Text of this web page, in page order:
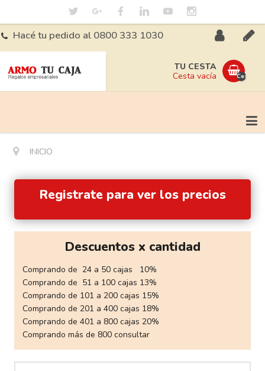
Hacé tu pedido al 0800 333 1030
Iniciá
sesión
Cesta
TU CESTA
Cesta vacía
INICIO
Registrate para ver los precios
Descuentos x cantidad
Comprando de 24 a 50 cajas 10%
Comprando de 51 a 100 cajas 13%
Comprando de 101 a 200 cajas 15%
Comprando de 201 a 400 cajas 18%
Comprando de 401 a 800 cajas 20%
Comprando más de 800 consultar